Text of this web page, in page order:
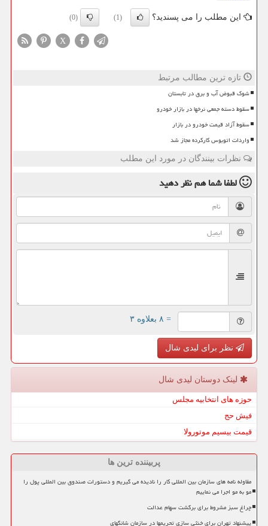
این مطلب را می پسندید؟ (1)
(0)
X
تازه ترین مطالب مرتبط
شوک قبوض آب و برق در تابستان
سقوط دسته جمعی نرخها در بازار خودرو
سقوط آزاد قیمت خودرو در بازار
واردات اتوبوس کارکرده مجاز شد
نظرات بینندگان در مورد این مطلب
لطفا شما همنظر دهید
= ۸ بعلاوه ۳
نظر برای لیدی شال
لینک دوستان لیدی شال
حوزه های انتخابیه مجلس
فیش حج
قیمت بیسیم موتورولا
پربیننده ترین ها
مقاوله نامه های سازمان بین المللی کار را نادیده می گیریم و دستورات صندوق بین المللی پول را
مو به مو اجرا می نماییم
چراغ سبز مشروط برای برگشت سهام عدالت
پیشنهاد تهران برای خنثی سازی تحریمها در سازمان شانگهای